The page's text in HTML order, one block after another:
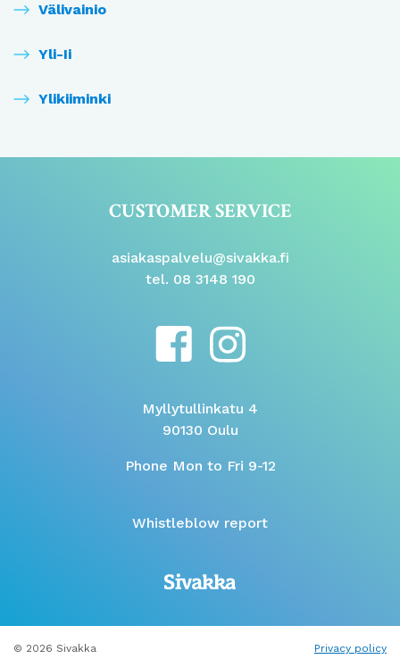
Välivainio
Yli-Ii
Ylikiiminki
CUSTOMER SERVICE
asiakaspalvelu@sivakka.fi
tel. 08 3148 190
Myllytullinkatu 4
90130 Oulu
Phone Mon to Fri 9-12
Whistleblow report
© 2026 Sivakka Privacy policy